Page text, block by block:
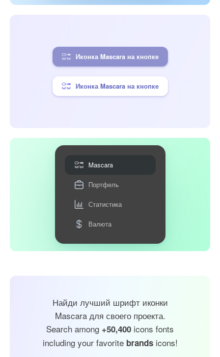
Иконка Mascara на кнопке
Иконка Mascara на кнопке
Mascara
Портфель
Статистика
Валюта
Найди лучший шрифт иконки
Mascara для своего проекта.
Search among +50,400 icons fonts
including your favorite brandsicons!